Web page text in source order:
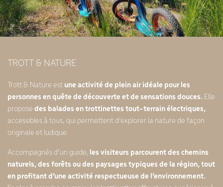
TROTT & NATURE
Trott & Nature est une activité de plein air idéale pour les
personnes en quête de découverte et de sensations douces. Elle
propose des balades en trottinettes tout-terrain électriques,
accessibles à tous, qui permettent d’explorer la nature de façon
originale et ludique.
Accompagnés d’un guide, les visiteurs parcourent des chemins
naturels, des forêts ou des paysages typiques de la région, tout
en profitant d’une activité respectueuse de l’environnement.